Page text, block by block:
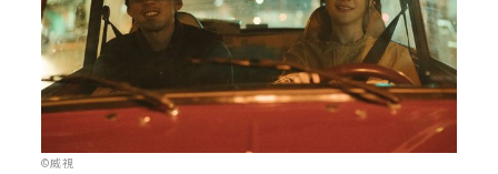
©威視